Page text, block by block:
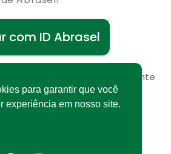
para garantir que você
experiência em nosso site.
com ID Abrasel
Cadastre-se gratuitamente